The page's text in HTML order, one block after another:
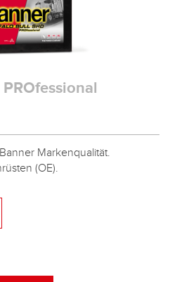
Markenqualität.
(OE).